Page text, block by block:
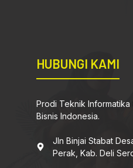
HUBUNGI KAMI
Prodi Teknik Informatika
Bisnis Indonesia.
Jln Binjai Stabat
Perak, Kab. Deli